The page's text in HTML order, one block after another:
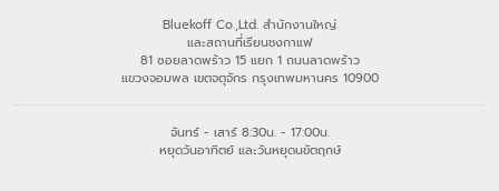
Bluekoff Co.,Ltd. สำนักงานใหญ่
และสถานที่เรียนชงกาแฟ
81 ซอยลาดพร้าว 15 แยก 1 ถนนลาดพร้าว
แขวงจอมพล เขตจตุจักร กรุงเทพมหานคร 10900
จันทร์ - เสาร์ 8:30น. - 17:00น.
หยุดวันอาทิตย์ และวันหยุดนขัตฤกษ์